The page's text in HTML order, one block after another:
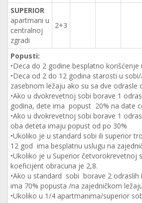
SUPERIOR
apartmani u
centralnoj
zgradi
2+3
Popusti:
•Deca do 2 godine besplatno korišćenje
•Deca od 2 do 12 godina starosti u
zasebnom ležaju ako su sa dve odrasle
•Ako u dvokrevetnoj sobi borave 1
godina, dete ima popust 20% na date
•Ako u dvokrevetnoj sobi borave 1
oba deteta imaju popust od po 30%
•Ukoliko je u standard sobi ili superior
12 god ima besplatnu uslugu na
•Ukoliko je u Superior
koeficijent obracuna je 2,8.
•Ako u standard sobi borave 2
ima 70% popusta /na zajedničkom
•Ukoliko u 1/4 apartmanima/superior